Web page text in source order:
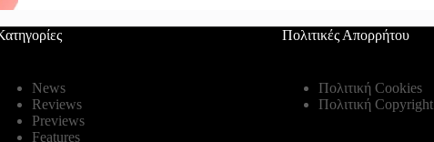
News
Reviews
Previews
Features
Πολιτικές Απορρήτου
Πολιτική Cookies
Πολιτική Copyright